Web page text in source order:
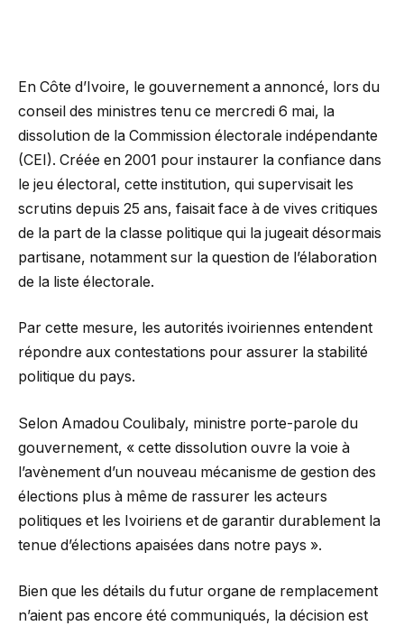
En Côte d’Ivoire, le gouvernement a annoncé, lors du
conseil des ministres tenu ce mercredi 6 mai, la
dissolution de la Commission électorale indépendante
(CEI). Créée en 2001 pour instaurer la confiance dans
le jeu électoral, cette institution, qui supervisait les
scrutins depuis 25 ans, faisait face à de vives critiques
de la part de la classe politique qui la jugeait désormais
partisane, notamment sur la question de l’élaboration
de la liste électorale.
Par cette mesure, les autorités ivoiriennes entendent
répondre aux contestations pour assurer la stabilité
politique du pays.
Selon Amadou Coulibaly, ministre porte-parole du
gouvernement, « cette dissolution ouvre la voie à
l’avènement d’un nouveau mécanisme de gestion des
élections plus à même de rassurer les acteurs
politiques et les Ivoiriens et de garantir durablement la
tenue d’élections apaisées dans notre pays ».
Bien que les détails du futur organe de remplacement
n’aient pas encore été communiqués, la décision est